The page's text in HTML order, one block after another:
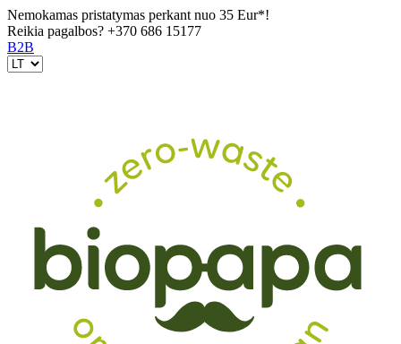
Nemokamas pristatymas perkant nuo 35 Eur*!
Reikia pagalbos? +370 686 15177
B2B